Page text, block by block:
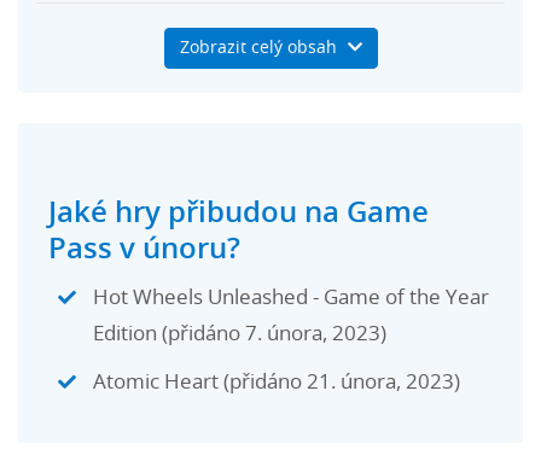
Jaké hry Xbox Game Pass v únoru opustí?
Zobrazit celý obsah
Jaké hry přibudou na Game
Pass v únoru?
Hot Wheels Unleashed - Game of the Year
Edition (přidáno 7. února, 2023)
Atomic Heart (přidáno 21. února, 2023)